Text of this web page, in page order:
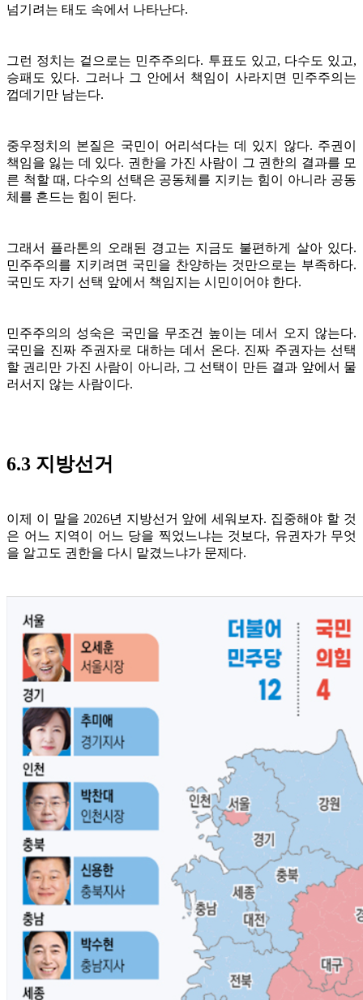
넘기려는 태도 속에서 나타난다.
그런 정치는 겉으로는 민주주의다. 투표도 있고, 다수도 있고,
승패도 있다. 그러나 그 안에서 책임이 사라지면 민주주의는
껍데기만 남는다.
중우정치의 본질은 국민이 어리석다는 데 있지 않다. 주권이
책임을 잃는 데 있다. 권한을 가진 사람이 그 권한의 결과를 모
른 척할 때, 다수의 선택은 공동체를 지키는 힘이 아니라 공동
체를 흔드는 힘이 된다.
그래서 플라톤의 오래된 경고는 지금도 불편하게 살아 있다.
민주주의를 지키려면 국민을 찬양하는 것만으로는 부족하다.
국민도 자기 선택 앞에서 책임지는 시민이어야 한다.
민주주의의 성숙은 국민을 무조건 높이는 데서 오지 않는다.
국민을 진짜 주권자로 대하는 데서 온다. 진짜 주권자는 선택
할 권리만 가진 사람이 아니라, 그 선택이 만든 결과 앞에서 물
러서지 않는 사람이다.
6.3 지방선거
이제 이 말을 2026년 지방선거 앞에 세워보자. 집중해야 할 것
은 어느 지역이 어느 당을 찍었느냐는 것보다, 유권자가 무엇
을 알고도 권한을 다시 맡겼느냐가 문제다.